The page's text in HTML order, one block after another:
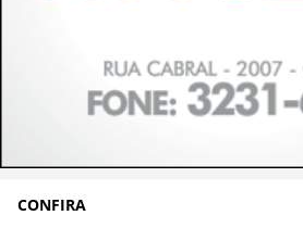
CONFIRA